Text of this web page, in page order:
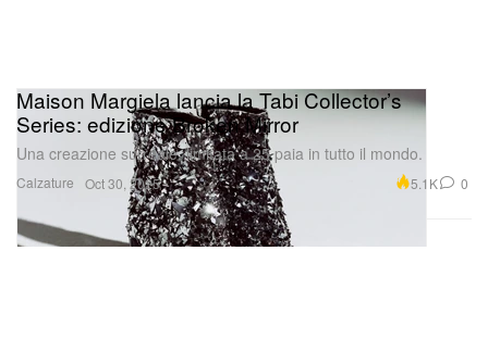
Calzature
Maison Margiela lancia la Tabi Collector’s
Series: edizione Broken Mirror
Una creazione surreale, limitata a 25 paia in tutto il mondo.
Oct 30, 2025 5.1K 0